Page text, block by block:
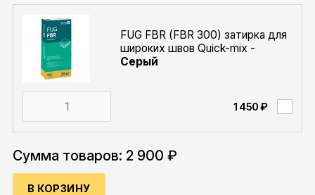
FUG FBR (FBR 300) затирка для
широких швов Quick-mix -
Серый
1 450 ₽
Сумма товаров: 2 900 ₽
В КОРЗИНУ